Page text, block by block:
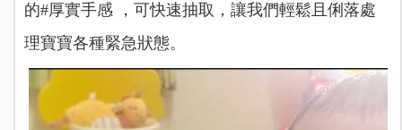
的#厚實手感 ，可快速抽取，讓我們輕鬆且俐落處
理寶寶各種緊急狀態。